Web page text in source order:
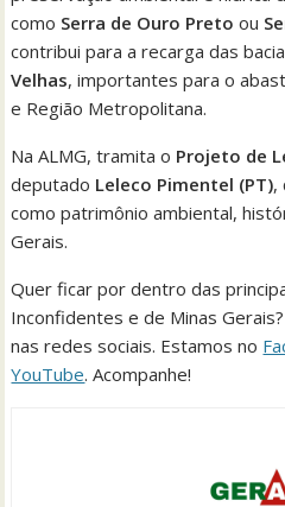
como Serra de Ouro Preto ou
contribui para a recarga das
Velhas, importantes para o
e Região Metropolitana.
Na ALMG, tramita o Projeto de
deputado Leleco Pimentel (PT),
como patrimônio ambiental,
Gerais.
Quer ficar por dentro das
Inconfidentes e de Minas
nas redes sociais. Estamos no
YouTube. Acompanhe!